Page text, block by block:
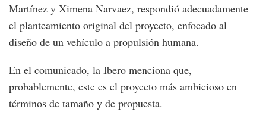
Martínez y Ximena Narvaez, respondió adecuadamente
el planteamiento original del proyecto, enfocado al
diseño de un vehículo a propulsión humana.
En el comunicado, la Ibero menciona que,
probablemente, este es el proyecto más ambicioso en
términos de tamaño y de propuesta.